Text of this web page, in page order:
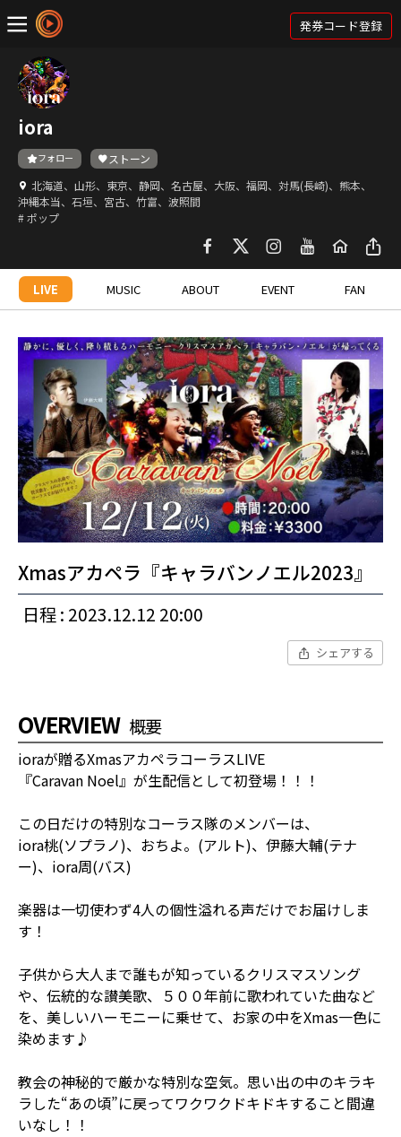
発券コード登録
iora
フォロー
ストーン
北海道、山形、東京、静岡、名古屋、大阪、福岡、対馬(長崎)、熊本、
沖縄本当、石垣、宮古、竹富、波照間
# ポップ
LIVE MUSIC ABOUT EVENT FAN
Xmasアカペラ『キャラバンノエル2023』
日程 : 2023.12.12 20:00
シェアする
OVERVIEW 概要
ioraが贈るXmasアカペラコーラスLIVE
『Caravan Noel』が生配信として初登場！！！
この日だけの特別なコーラス隊のメンバーは、
iora桃(ソプラノ)、おちよ。(アルト)、伊藤大輔(テナ
ー)、iora周(バス)
楽器は一切使わず4人の個性溢れる声だけでお届けしま
す！
子供から大人まで誰もが知っているクリスマスソング
や、伝統的な讃美歌、５００年前に歌われていた曲など
を、美しいハーモニーに乗せて、お家の中をXmas一色に
染めます♪
教会の神秘的で厳かな特別な空気。思い出の中のキラキ
ラした“あの頃”に戻ってワクワクドキドキすること間違
いなし！！